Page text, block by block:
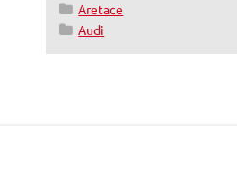
Aretace
Audi